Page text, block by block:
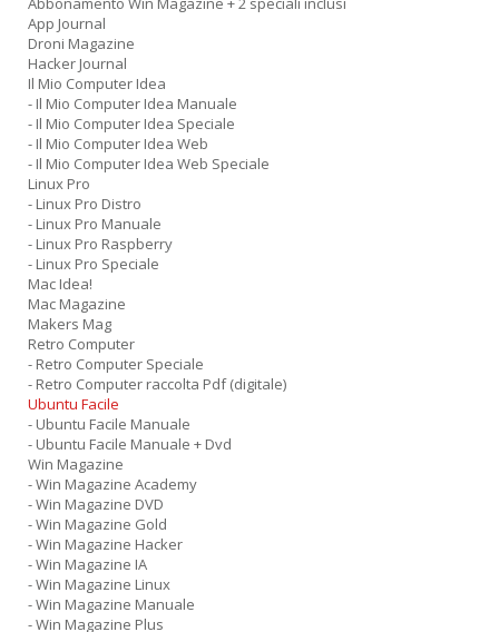
App Journal
Droni Magazine
Hacker Journal
Il Mio Computer Idea
- Il Mio Computer Idea Manuale
- Il Mio Computer Idea Speciale
- Il Mio Computer Idea Web
- Il Mio Computer Idea Web Speciale
Linux Pro
- Linux Pro Distro
- Linux Pro Manuale
- Linux Pro Raspberry
- Linux Pro Speciale
Mac Idea!
Mac Magazine
Makers Mag
Retro Computer
- Retro Computer Speciale
- Retro Computer raccolta Pdf (digitale)
Ubuntu Facile
- Ubuntu Facile Manuale
- Ubuntu Facile Manuale + Dvd
Win Magazine
- Win Magazine Academy
- Win Magazine DVD
- Win Magazine Gold
- Win Magazine Hacker
- Win Magazine IA
- Win Magazine Linux
- Win Magazine Manuale
- Win Magazine Plus